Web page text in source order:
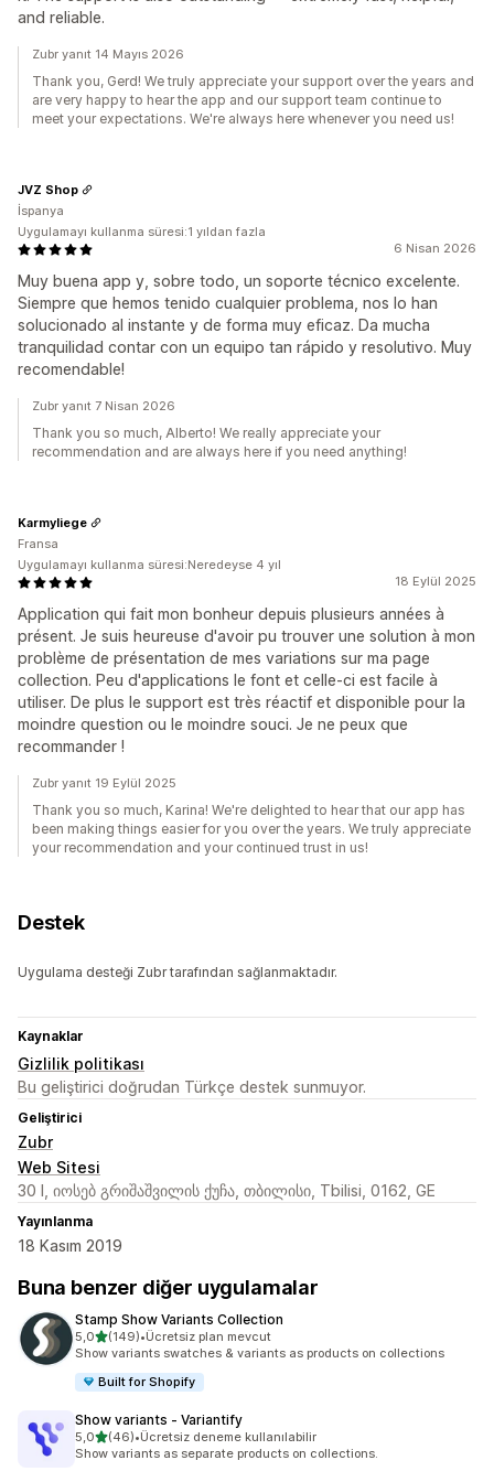
and reliable.
Zubr yanıt 14 Mayıs 2026
Thank you, Gerd! We truly appreciate your support over the years and
are very happy to hear the app and our support team continue to
meet your expectations. We're always here whenever you need us!
6 Nisan 2026
Muy buena app y, sobre todo, un soporte técnico excelente.
Siempre que hemos tenido cualquier problema, nos lo han
solucionado al instante y de forma muy eficaz. Da mucha
tranquilidad contar con un equipo tan rápido y resolutivo. Muy
recomendable!
JVZ Shop
İspanya
Uygulamayı kullanma süresi:1 yıldan fazla
Zubr yanıt 7 Nisan 2026
Thank you so much, Alberto! We really appreciate your
recommendation and are always here if you need anything!
18 Eylül 2025
Application qui fait mon bonheur depuis plusieurs années à
présent. Je suis heureuse d'avoir pu trouver une solution à mon
problème de présentation de mes variations sur ma page
collection. Peu d'applications le font et celle-ci est facile à
utiliser. De plus le support est très réactif et disponible pour la
moindre question ou le moindre souci. Je ne peux que
recommander !
Karmyliege
Fransa
Uygulamayı kullanma süresi:Neredeyse 4 yıl
Zubr yanıt 19 Eylül 2025
Thank you so much, Karina! We're delighted to hear that our app has
been making things easier for you over the years. We truly appreciate
your recommendation and your continued trust in us!
Destek
Uygulama desteği Zubr tarafından sağlanmaktadır.
Kaynaklar
Gizlilik politikası
Bu geliştirici doğrudan Türkçe destek sunmuyor.
Geliştirici
Zubr
Web Sitesi
30 I, იოსებ გრიშაშვილის ქუჩა, თბილისი, Tbilisi, 0162, GE
Yayınlanma
18 Kasım 2019
Buna benzer diğer uygulamalar
Stamp Show Variants Collection
5,05 yıldız üzerinden
(149)
toplam 149 değerlendirme
•Ücretsiz plan mevcut
Show variants swatches & variants as products on collections
Built for Shopify
Show variants ‑ Variantify
5,05 yıldız üzerinden
(46)
toplam 46 değerlendirme
•Ücretsiz deneme kullanılabilir
Show variants as separate products on collections.